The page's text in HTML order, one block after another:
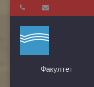
Факултет